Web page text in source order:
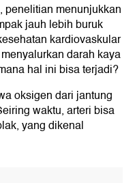
penelitian menunjukkan
jauh lebih buruk
kardiovaskular
darah kaya
hal ini bisa terjadi?
oksigen dari jantung
waktu, arteri bisa
yang dikenal